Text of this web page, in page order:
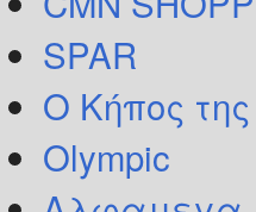
SPAR
Ο Κήπος
Olympic